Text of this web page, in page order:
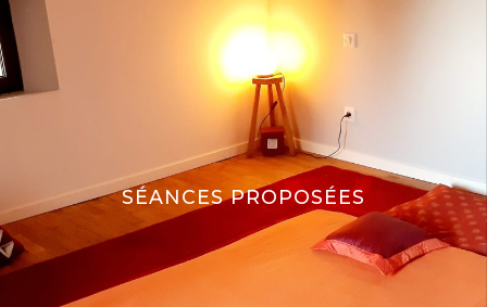
SÉANCES PROPOSÉES